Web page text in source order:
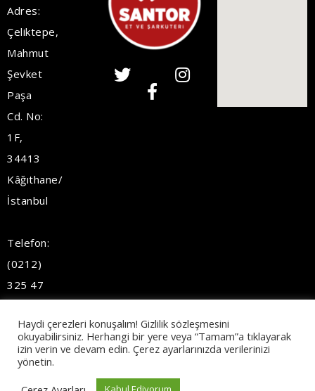
Adres:
Çeliktepe,
Mahmut
Şevket
Paşa
Cd. No:
1F,
34413
Kâğıthane/
İstanbul
Telefon:
(0212)
325 47
mail:info@santor.com.tr
Haydi çerezleri konuşalım! Gizlilik sözleşmesini
okuyabilirsiniz. Herhangi bir yere veya “Tamam”a tıklayarak
izin verin ve devam edin. Çerez ayarlarınızda verilerinizi
yönetin.